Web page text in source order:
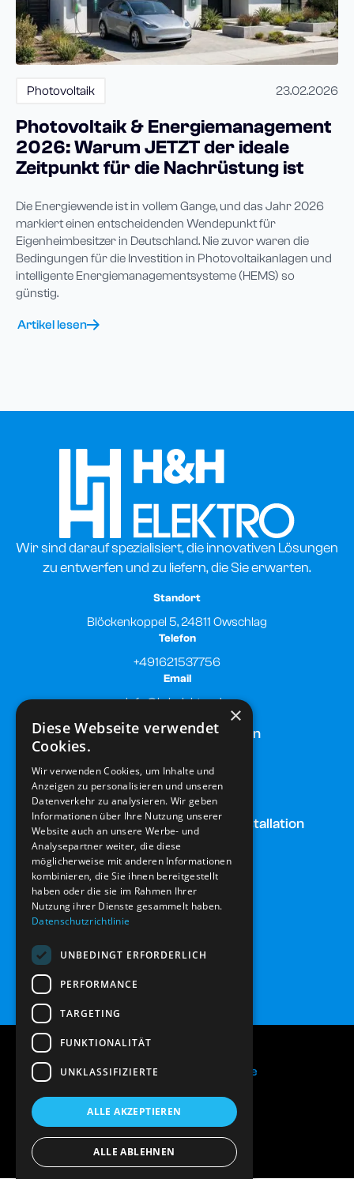
Photovoltaik 23.02.2026
Photovoltaik & Energiemanagement
2026: Warum JETZT der ideale
Zeitpunkt für die Nachrüstung ist
Die Energiewende ist in vollem Gange, und das Jahr 2026
markiert einen entscheidenden Wendepunkt für
Eigenheimbesitzer in Deutschland. Nie zuvor waren die
Bedingungen für die Investition in Photovoltaikanlagen und
intelligente Energiemanagementsysteme (HEMS) so
günstig.
Artikel lesen
Wir sind darauf spezialisiert, die innovativen Lösungen
zu entwerfen und zu liefern, die Sie erwarten.
Standort
Blöckenkoppel 5, 24811 Owschlag
Telefon
+491621537756
Email
info@h-helektro.de
Start Leistungen
Über uns Karriere
Blog Elektroinstallation
Photovoltaik Notdienst
Montagebau Kontakt
Made byjonahschadowski.de
Datenschutzerklärung
×
Diese Webseite verwendet
Cookies.
Wir verwenden Cookies, um Inhalte und
Anzeigen zu personalisieren und unseren
Datenverkehr zu analysieren. Wir geben
Informationen über Ihre Nutzung unserer
Website auch an unsere Werbe- und
Analysepartner weiter, die diese
möglicherweise mit anderen Informationen
kombinieren, die Sie ihnen bereitgestellt
haben oder die sie im Rahmen Ihrer
Nutzung ihrer Dienste gesammelt haben.
Datenschutzrichtlinie
UNBEDINGT ERFORDERLICH
PERFORMANCE
TARGETING
FUNKTIONALITÄT
UNKLASSIFIZIERTE
ALLE AKZEPTIEREN
ALLE ABLEHNEN